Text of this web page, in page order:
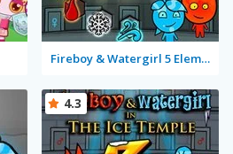
Fireboy & Watergirl 5 Elements
4.3